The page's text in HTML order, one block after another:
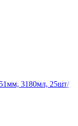
3180мл, 25шт/